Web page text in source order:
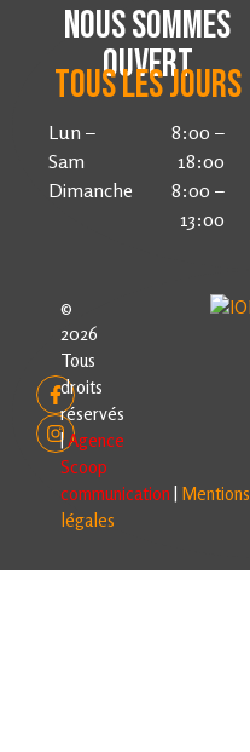
Nous sommes
Ouvert
Tous les jours
Lun –
Sam
Dimanche
8:00 –
18:00
8:00 –
13:00
©
2026
Tous
droits
réservés
|Agence
Scoop
communication | Mentions
légales